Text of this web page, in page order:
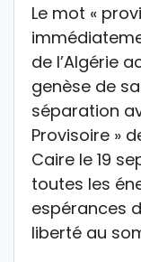
Le mot «
de l’Algérie
genèse de
séparation
Provisoire »
Caire le 19
toutes les
espérances
liberté au